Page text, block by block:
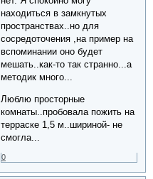
находиться в замкнутых
пространствах..но для
сосредоточения ,на пример на
вспоминании оно будет
мешать..как-то так странно...а
методик много...
Люблю просторные
комнаты..пробовала пожить на
терраске 1,5 м..шириной- не
смогла...
0